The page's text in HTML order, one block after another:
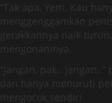
“Tak apa, Yem. Kau
menggenggamkan
gerakkannya naik
mengonaninya.
“Jangan, pak..
dan hanya menuruti
mengocok sendiri.